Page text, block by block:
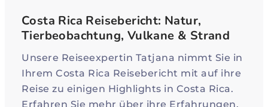
Costa Rica Reisebericht: Natur,
Tierbeobachtung, Vulkane & Strand
Unsere Reiseexpertin Tatjana nimmt Sie in
Ihrem Costa Rica Reisebericht mit auf ihre
Reise zu einigen Highlights in Costa Rica.
Erfahren Sie mehr über ihre Erfahrungen,